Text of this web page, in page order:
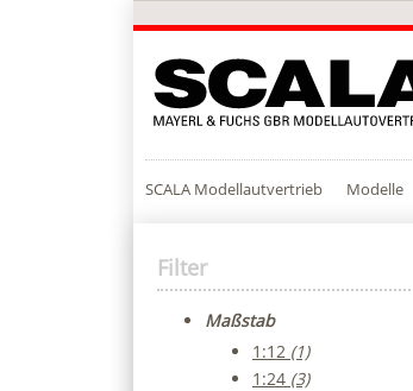
SCALA Modellautvertrieb Modelle
Filter
Maßstab
1:12 (1)
1:24 (3)